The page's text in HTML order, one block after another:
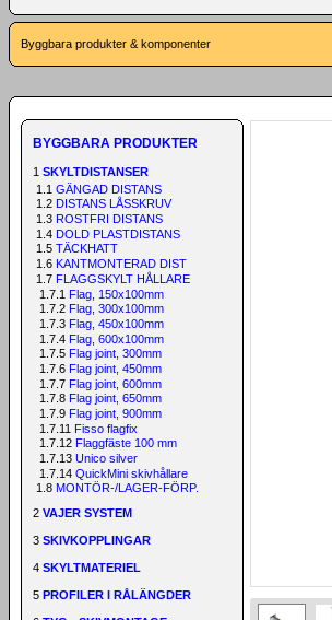
Byggbara produkter & komponenter
BYGGBARA PRODUKTER
1 SKYLTDISTANSER
1.1 GÄNGAD DISTANS
1.2 DISTANS LÅSSKRUV
1.3 ROSTFRI DISTANS
1.4 DOLD PLASTDISTANS
1.5 TÄCKHATT
1.6 KANTMONTERAD DIST
1.7 FLAGGSKYLT HÅLLARE
1.7.1 Flag, 150x100mm
1.7.2 Flag, 300x100mm
1.7.3 Flag, 450x100mm
1.7.4 Flag, 600x100mm
1.7.5 Flag joint, 300mm
1.7.6 Flag joint, 450mm
1.7.7 Flag joint, 600mm
1.7.8 Flag joint, 650mm
1.7.9 Flag joint, 900mm
1.7.11 Fisso flagfix
1.7.12 Flaggfäste 100 mm
1.7.13 Unico silver
1.7.14 QuickMini skivhållare
1.8 MONTÖR-/LAGER-FÖRP.
2 VAJER SYSTEM
3 SKIVKOPPLINGAR
4 SKYLTMATERIEL
5 PROFILER I RÅLÄNGDER